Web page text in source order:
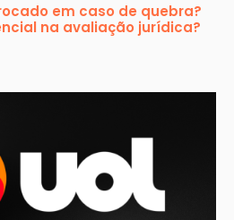
em caso de quebra?
na avaliação jurídica?